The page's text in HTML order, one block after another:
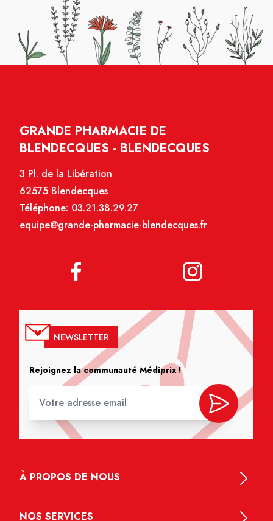
GRANDE PHARMACIE DE
BLENDECQUES - BLENDECQUES
3 Pl. de la Libération
62575 Blendecques
Téléphone: 03.21.38.29.27
equipe@grande-pharmacie-blendecques.fr
NEWSLETTER
Rejoignez la communauté Médiprix !
À PROPOS DE NOUS
NOS SERVICES